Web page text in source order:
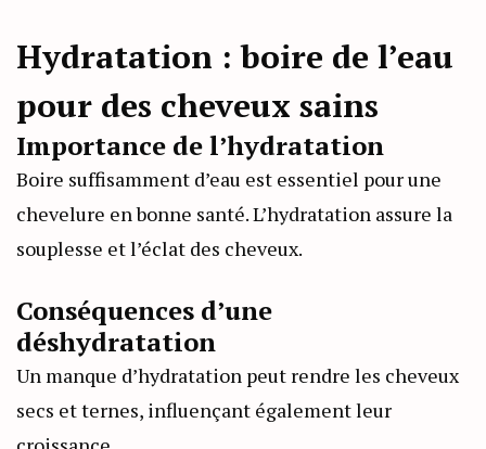
Hydratation : boire de l’eau
pour des cheveux sains
Importance de l’hydratation
Boire suffisamment d’eau est essentiel pour une
chevelure en bonne santé. L’hydratation assure la
souplesse et l’éclat des cheveux.
Conséquences d’une
déshydratation
Un manque d’hydratation peut rendre les cheveux
secs et ternes, influençant également leur